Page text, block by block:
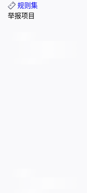
规则集
举报项目